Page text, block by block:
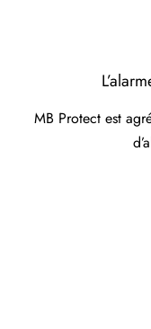
MB Protect est